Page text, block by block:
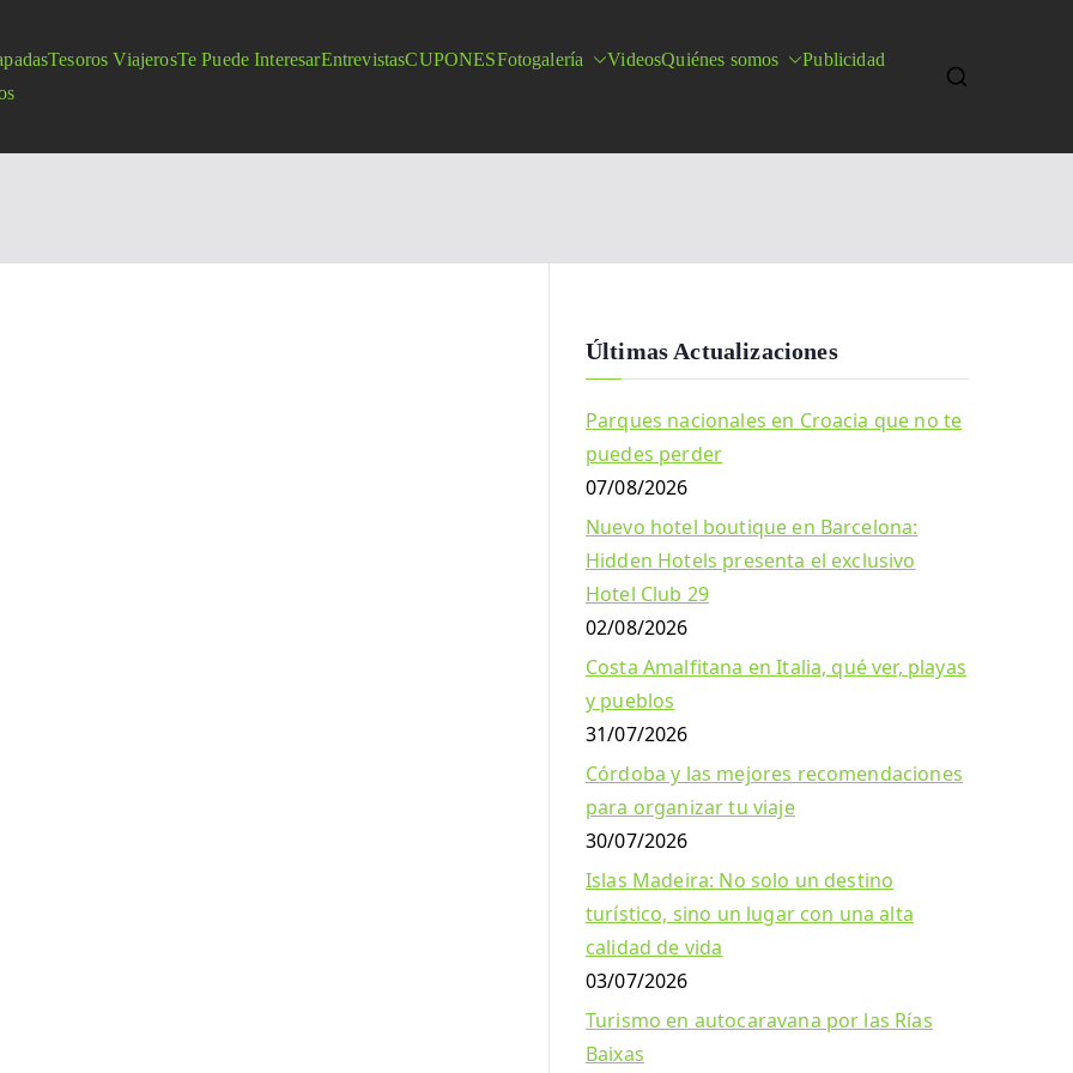
Tesoros ViajerosTe Puede InteresarEntrevistasCUPONESFotogalería VideosQuiénes somos
Publicidad
Últimas Actualizaciones
Parques nacionales en Croacia que no te
puedes perder
07/08/2026
Nuevo hotel boutique en Barcelona:
Hidden Hotels presenta el exclusivo
Hotel Club 29
02/08/2026
Costa Amalfitana en Italia, qué ver, playas
y pueblos
31/07/2026
Córdoba y las mejores recomendaciones
para organizar tu viaje
30/07/2026
Islas Madeira: No solo un destino
turístico, sino un lugar con una alta
calidad de vida
03/07/2026
Turismo en autocaravana por las Rías
Baixas